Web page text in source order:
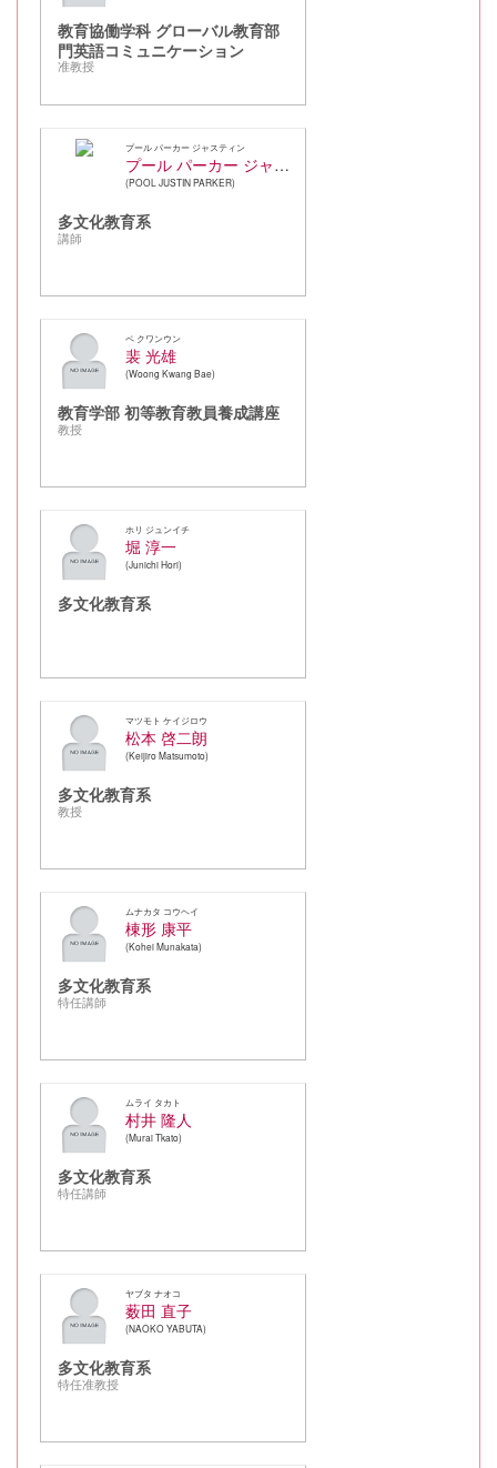
教育協働学科 グローバル教育部
門英語コミュニケーション
准教授
プール パーカー ジャスティン
プール パーカー ジャスティン
POOL JUSTIN PARKER
多文化教育系
講師
ペ クワンウン
裴 光雄
Woong Kwang Bae
教育学部 初等教育教員養成講座
教授
ホリ ジュンイチ
堀 淳一
Junichi Hori
多文化教育系
マツモト ケイジロウ
松本 啓二朗
Keijiro Matsumoto
多文化教育系
教授
ムナカタ コウヘイ
棟形 康平
Kohei Munakata
多文化教育系
特任講師
ムライ タカト
村井 隆人
Murai Tkato
多文化教育系
特任講師
ヤブタ ナオコ
薮田 直子
NAOKO YABUTA
多文化教育系
特任准教授